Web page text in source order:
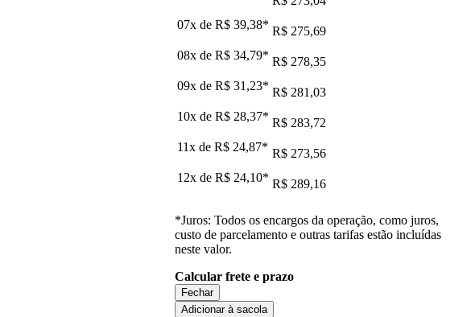
07x de R$ 39,38* R$ 275,69
08x de R$ 34,79* R$ 278,35
09x de R$ 31,23* R$ 281,03
10x de R$ 28,37* R$ 283,72
11x de R$ 24,87* R$ 273,56
12x de R$ 24,10* R$ 289,16
*Juros: Todos os encargos da operação, como juros,
custo de parcelamento e outras tarifas estão incluídas
neste valor.
Calcular frete e prazo
Fechar
Adicionar à sacola